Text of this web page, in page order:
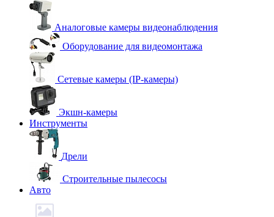
Аналоговые камеры видеонаблюдения
Оборудование для видеомонтажа
Сетевые камеры (IP-камеры)
Экшн-камеры
Инструменты
Дрели
Строительные пылесосы
Авто